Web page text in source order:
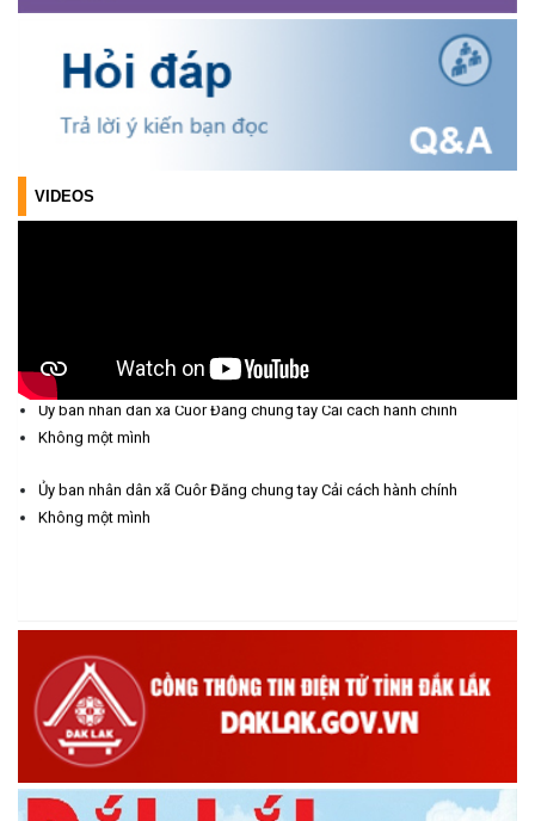
Triển khai xây dựng mô hình “Trồng tái canh Cà phê Vối” năm
(06/07/2026)
Hội nghị công bố Nghị quyết, các quyết định về thành lập thôn,
buôn, thành lập tổ chức Đảng, chỉ định cấp ủy, trưởng các thôn,
buôn, trưởng Ban công tác Mặt trận các thôn, buôn
(03/07/2026)
PHÁT ĐỘNG THAM GIA CUỘC THI “ỨNG DỤNG TRÍ TUỆ NHÂN
TẠO VÀO CUỘC SỐNG – AI FOR LIFE 2026” TRÊN ĐỊA BÀN
TỈNH ĐẮK LẮK
Nhiệt liệt chào mừng Ngày Khoa học, Công nghệ và Đổi mới
thiếu nhi trên địa bàn xã năm 2026
(14/05/2026)
Chương trình kỷ niệm 85 năm ngày thành lập Đội TNTP Hồ Chí
sinh Chủ tịch Hồ Chí Minh (19/05/1890 – 19/05/2026).
VIDEOS
Ủy ban nhân dân xã Cuôr Đăng chung tay Cải cách hành chính
Không một mình
Ủy ban nhân dân xã Cuôr Đăng chung tay Cải cách hành chính
Không một mình